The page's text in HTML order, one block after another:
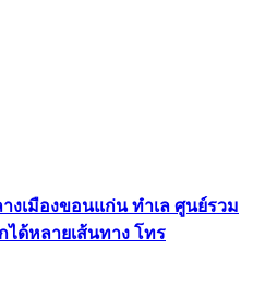
เมืองขอนแก่น ทำเล ศูนย์รวม
ได้หลายเส้นทาง โทร